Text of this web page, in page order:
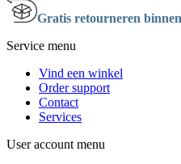
Gratis retourneren
Service menu
Vind een winkel
Order support
Contact
Services
User account menu